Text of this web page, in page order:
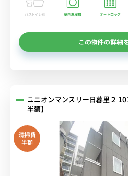
バストイレ別 室内洗濯機 オートロック
この物件の詳細
ユニオンマンスリー日暮里２
半額】
清掃費
半額